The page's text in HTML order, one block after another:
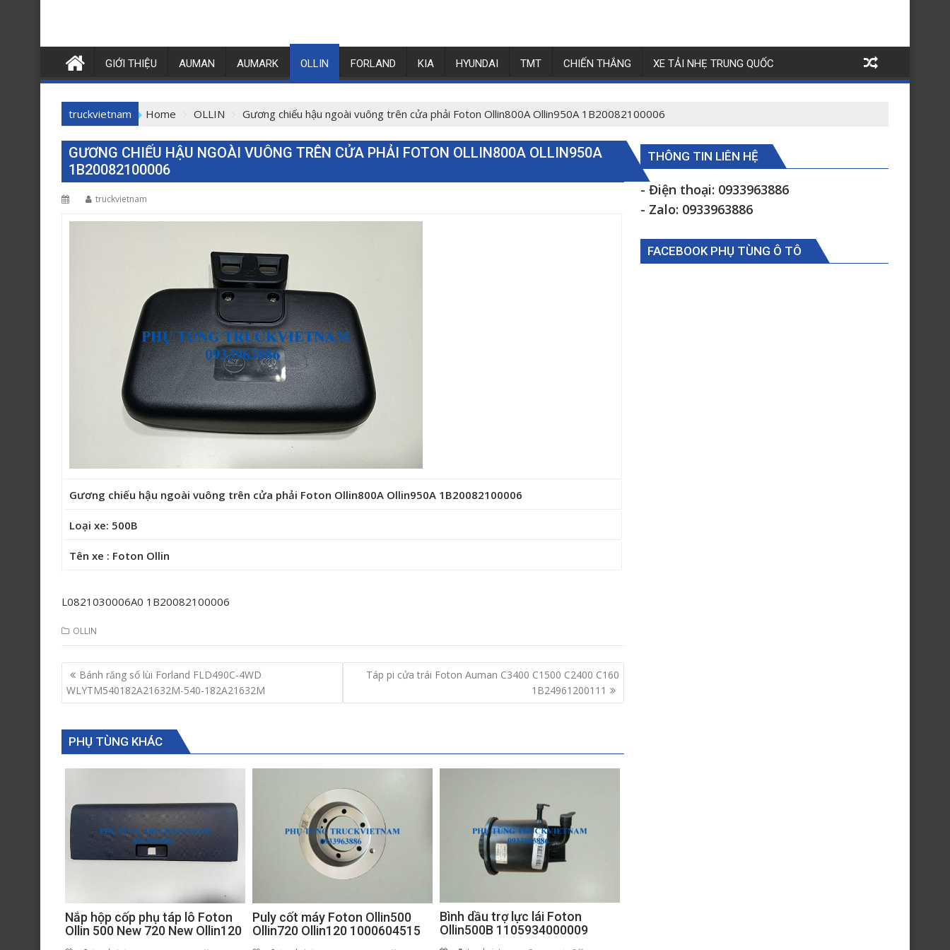
GIỚI THIỆU AUMAN AUMARK OLLIN FORLAND KIA HYUNDAI TMT CHIẾN THẮNG XE TẢI NHẸ TRUNG QUỐC
truckvietnam Home OLLIN Gương chiếu hậu ngoài vuông trên cửa phải Foton Ollin800A Ollin950A 1B20082100006
GƯƠNG CHIẾU HẬU NGOÀI VUÔNG TRÊN CỬA PHẢI FOTON OLLIN800A OLLIN950A
1B20082100006
truckvietnam
Gương chiếu hậu ngoài vuông trên cửa phải Foton Ollin800A Ollin950A 1B20082100006
Loại xe: 500B
Tên xe : Foton Ollin
L0821030006A0 1B20082100006
OLLIN
Post
navigation
Bánh răng số lùi Forland FLD490C-4WD
WLYTM540182A21632M-540-182A21632M
Táp pi cửa trái Foton Auman C3400 C1500 C2400 C160
1B24961200111
PHỤ TÙNG KHÁC
Nắp hộp cốp phụ táp lô Foton
Ollin 500 New 720 New Ollin120
Puly cốt máy Foton Ollin500
Ollin720 Ollin120 1000604515
Bình dầu trợ lực lái Foton
Ollin500B 1105934000009
THÔNG TIN LIÊN HỆ
- Điện thoại: 0933963886
- Zalo: 0933963886
FACEBOOK PHỤ TÙNG Ô TÔ